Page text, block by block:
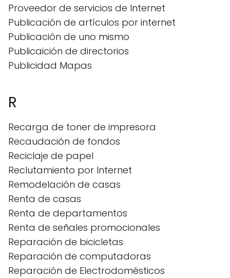
Proveedor de servicios de Internet
Publicación de artículos por internet
Publicación de uno mismo
Publicaición de directorios
Publicidad Mapas
R
Recarga de toner de impresora
Recaudación de fondos
Reciclaje de papel
Reclutamiento por Internet
Remodelación de casas
Renta de casas
Renta de departamentos
Renta de señales promocionales
Reparación de bicicletas
Reparación de computadoras
Reparación de Electrodomésticos